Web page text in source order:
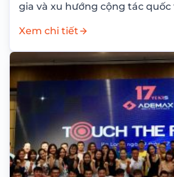
gia và xu hướng cộng tác quốc
Xem chi tiết